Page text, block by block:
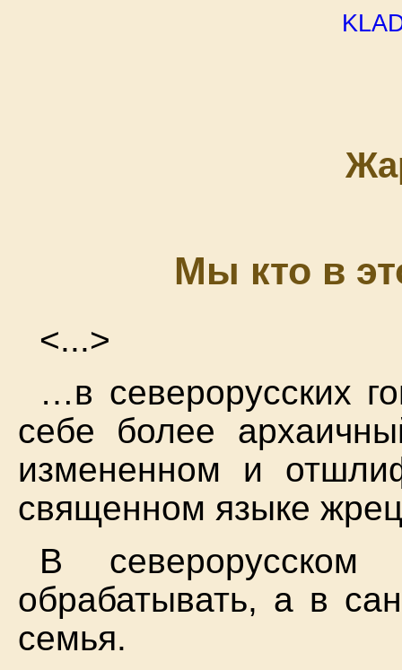
Мы кто в
<...>
…в северорусских
себе более
измененном и
священном языке
В
обрабатывать, а в
семья.